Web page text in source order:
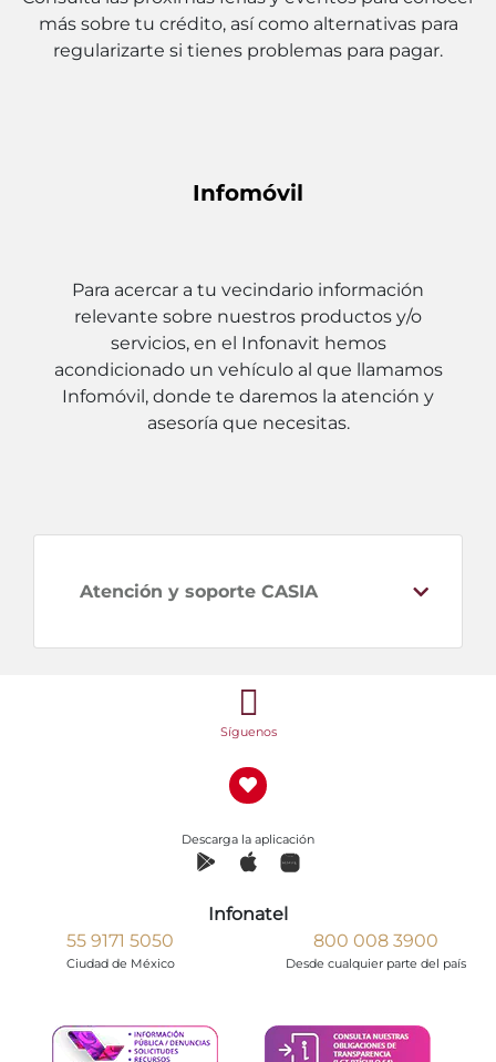
más sobre tu crédito, así como alternativas para
regularizarte si tienes problemas para pagar.
Infomóvil
Para acercar a tu vecindario información
relevante sobre nuestros productos y/o
servicios, en el Infonavit hemos
acondicionado un vehículo al que llamamos
Infomóvil, donde te daremos la atención y
asesoría que necesitas.
Atención y soporte CASIA
Síguenos
Descarga la aplicación
Infonatel
55 9171 5050
Ciudad de México
800 008 3900
Desde cualquier parte del país